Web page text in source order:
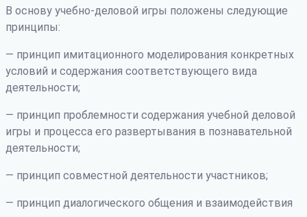
В основу учебно-деловой игры положены следующие
принципы:
— принцип имитационного моделирования конкретных
условий и содержания соответствующего вида
деятельности;
— принцип проблемности содержания учебной деловой
игры и процесса его развертывания в познавательной
деятельности;
— принцип совместной деятельности участников;
— принцип диалогического общения и взаимодействия